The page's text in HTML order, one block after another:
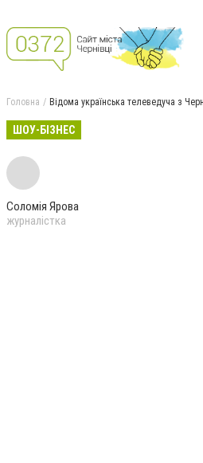
Головна Відома українська телеведуча з
ШОУ-БІЗНЕС
Соломія Ярова
журналістка